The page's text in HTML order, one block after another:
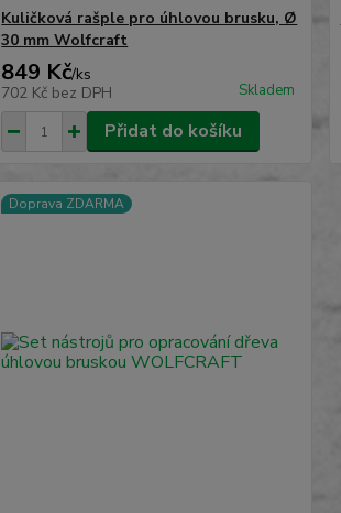
Kuličková rašple pro úhlovou brusku, Ø
30 mm Wolfcraft
849 Kč/ks
702 Kč bez DPH Skladem
Přidat do košíku
Doprava ZDARMA